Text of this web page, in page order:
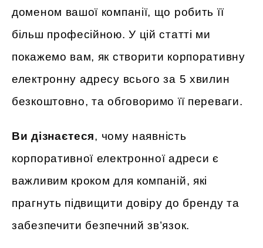
доменом вашої компанії, що робить її
більш професійною. У цій статті ми
покажемо вам, як створити корпоративну
електронну адресу всього за 5 хвилин
безкоштовно, та обговоримо її переваги.
Ви дізнаєтеся, чому наявність
корпоративної електронної адреси є
важливим кроком для компаній, які
прагнуть підвищити довіру до бренду та
забезпечити безпечний зв’язок.